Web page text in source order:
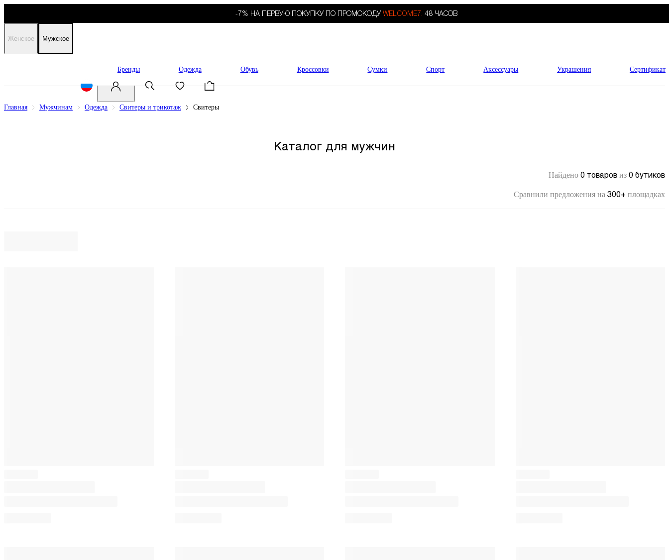
-7% НА ПЕРВУЮ ПОКУПКУ ПО ПРОМОКОДУ WELCOME7. 48 ЧАСОВ
Женское Мужское
Бренды Одежда Обувь Кроссовки Сумки Спорт Аксессуары Украшения Сертификат
Главная Мужчинам Одежда Свитеры и трикотаж Свитеры
Каталог для мужчин
Найдено 0 товаров из 0 бутиков
Сравнили предложения на 300+ площадках